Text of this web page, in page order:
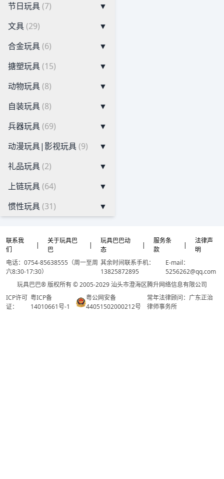
节日玩具(7)
▼
文具(29)
▼
合金玩具(6)
▼
搪塑玩具(15)
▼
动物玩具(8)
▼
自装玩具(8)
▼
兵器玩具(69)
▼
动漫玩具|影视玩具(9)
▼
礼品玩具(2)
▼
上链玩具(64)
▼
惯性玩具(31) ▼
联系我
们
|
关于玩具巴
巴
|
玩具巴巴动
态
|
服务条
款
|
法律声
明
电话：0754-85638555（周一至周
六8:30-17:30）
其余时间联系手机：
13825872895
E-mail：
5256262@qq.com
玩具巴巴® 版权所有 © 2005-2029 汕头市澄海区腾升网络信息有限公司
ICP许可
证：
粤ICP备
14010661号-1
粤公网安备
44051502000212号
常年法律顾问：广东正治
律师事务所